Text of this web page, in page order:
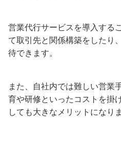
営業代行サービスを導入する
て取引先と関係構築をしたり
待できます。
また、自社内では難しい営業
育や研修といったコストを掛
しても大きなメリットになりま